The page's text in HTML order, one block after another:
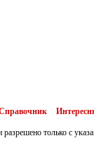
только с